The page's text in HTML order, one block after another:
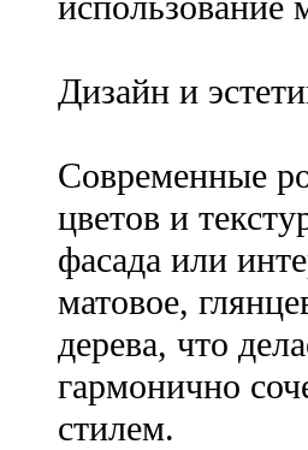
Дизайн и
Современные
цветов и
фасада или
матовое,
дерева, что
гармонично
стилем.